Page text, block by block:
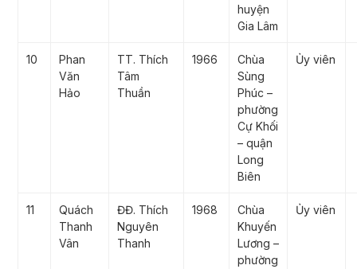
huyện
Gia Lâm
10
Phan
Văn
Hảo
TT. Thích
Tâm
Thuần
1966
Chùa
Sùng
Phúc –
phường
Cự Khối
– quận
Long
Biên
Ủy viên
11
Quách
Thanh
Vân
ĐĐ. Thích
Nguyên
Thanh
1968
Chùa
Khuyến
Lương –
phường
Ủy viên